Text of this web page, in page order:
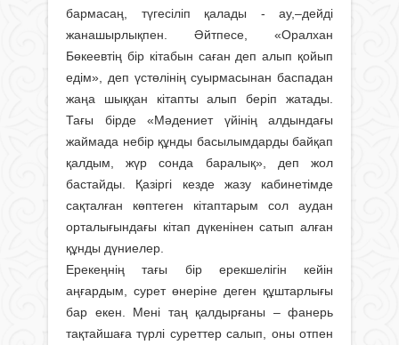
бармасаң, түгесіліп қалады - ау,–дейді
жанашырлықпен. Әйтпесе, «Оралхан
Бөкеевтің бір кітабын саған деп алып қойып
едім», деп үстөлінің суырмасынан баспадан
жаңа шыққан кітапты алып беріп жатады.
Тағы бірде «Мәдениет үйінің алдындағы
жаймада небір құнды басылымдарды байқап
қалдым, жүр сонда баралық», деп жол
бастайды. Қазіргі кезде жазу кабинетімде
сақталған көптеген кітаптарым сол аудан
орталығындағы кітап дүкенінен сатып алған
құнды дүниелер.
Ерекеңнің тағы бір ерекшелігін кейін
аңғардым, сурет өнеріне деген құштарлығы
бар екен. Мені таң қалдырғаны – фанерь
тақтайшаға түрлі суреттер салып, оны отпен